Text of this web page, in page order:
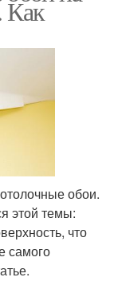
Как
обои.
этой темы:
что
самого